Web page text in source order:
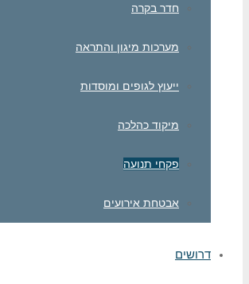
חדר בקרה
מערכות מיגון והתראה
ייעוץ לגופים ומוסדות
מיקוד כהלכה
פקחי תנועה
אבטחת אירועים
דרושים